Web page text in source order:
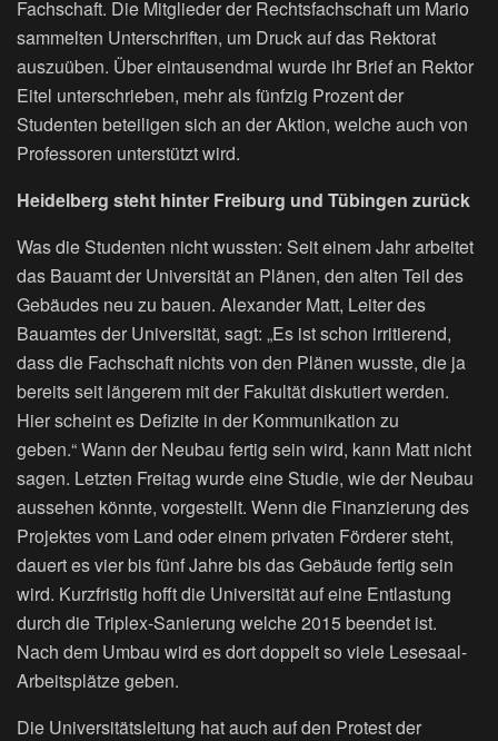
Fachschaft. Die Mitglieder der Rechtsfachschaft um Mario
sammelten Unterschriften, um Druck auf das Rektorat
auszuüben. Über eintausendmal wurde ihr Brief an Rektor
Eitel unterschrieben, mehr als fünfzig Prozent der
Studenten beteiligen sich an der Aktion, welche auch von
Professoren unterstützt wird.
Heidelberg steht hinter Freiburg und Tübingen zurück
Was die Studenten nicht wussten: Seit einem Jahr arbeitet
das Bauamt der Universität an Plänen, den alten Teil des
Gebäudes neu zu bauen. Alexander Matt, Leiter des
Bauamtes der Universität, sagt: „Es ist schon irritierend,
dass die Fachschaft nichts von den Plänen wusste, die ja
bereits seit längerem mit der Fakultät diskutiert werden.
Hier scheint es Defizite in der Kommunikation zu
geben.“ Wann der Neubau fertig sein wird, kann Matt nicht
sagen. Letzten Freitag wurde eine Studie, wie der Neubau
aussehen könnte, vorgestellt. Wenn die Finanzierung des
Projektes vom Land oder einem privaten Förderer steht,
dauert es vier bis fünf Jahre bis das Gebäude fertig sein
wird. Kurzfristig hofft die Universität auf eine Entlastung
durch die Triplex-Sanierung welche 2015 beendet ist.
Nach dem Umbau wird es dort doppelt so viele Lesesaal-
Arbeitsplätze geben.
Die Universitätsleitung hat auch auf den Protest der